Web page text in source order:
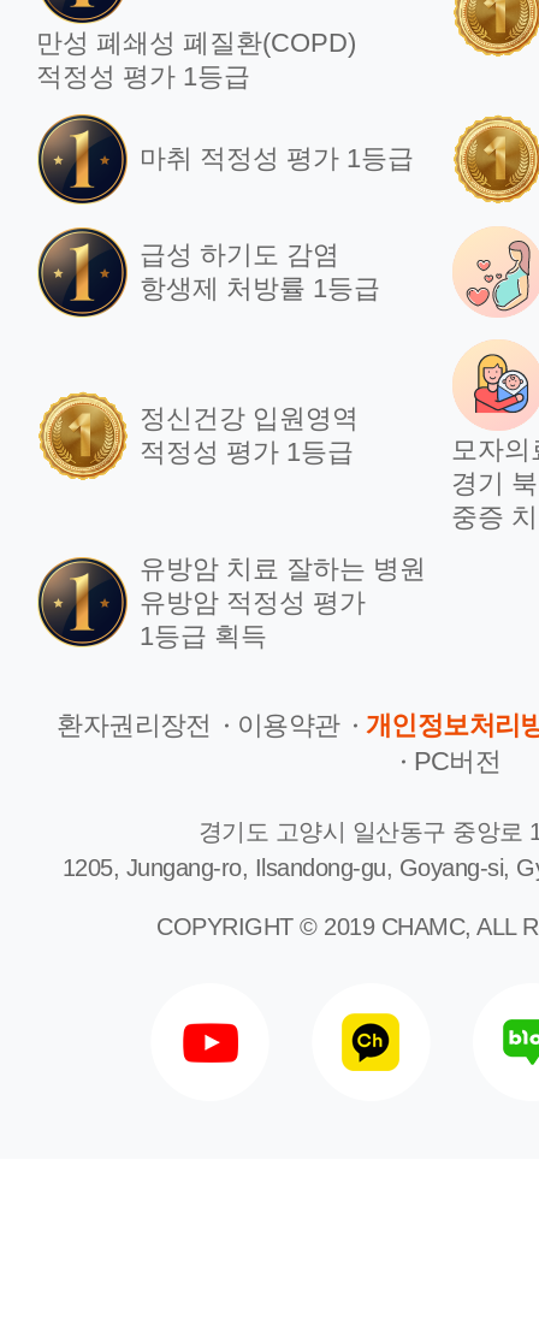
만성 폐쇄성 폐질환(COPD)
적정성 평가 1등급
마취 적정성 평가 1등급
급성 하기도 감염
항생제 처방률 1등급
정신건강 입원영역
적정성 평가 1등급
모자
경기
중증
유방암 치료 잘하는 병원
유방암 적정성 평가
1등급 획득
환자권리장전 이용약관
개인정보처리
PC버전
경기도 고양시 일산동구 중앙로
1205, Jungang-ro, Ilsandong-gu, Goyang-si,
COPYRIGHT © 2019 CHAMC, ALL